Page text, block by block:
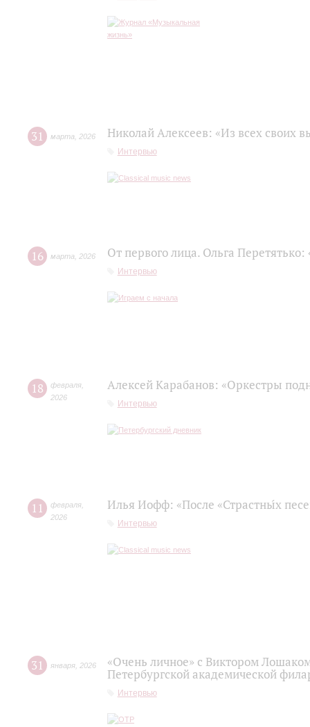
31 марта 2026 Николай Алексеев: «Из всех своих
Интервью
16 марта 2026 От первого лица. Ольга Перетятько:
Интервью
18 февраля
2026
Алексей Карабанов: «Оркестры
Интервью
11 февраля
2026
Илья Иофф: «После «Страстны́х
Интервью
31 января 2026
«Очень личное» с Виктором
Петербургской академической
Интервью